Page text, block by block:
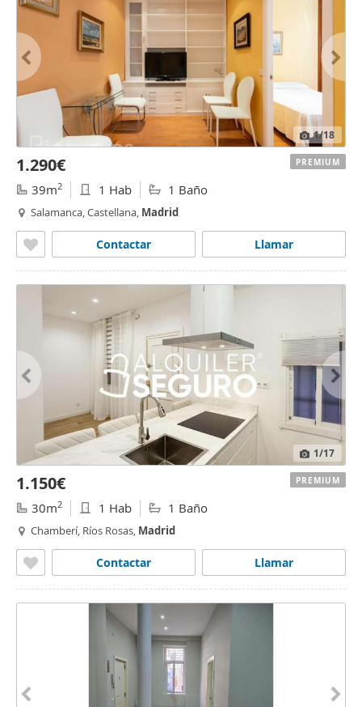
1/18
1.290€
39m2 1 Hab 1 Baño
Salamanca, Castellana, Madrid
Llamar
Contactar
PREMIUM
1/17
1.150€
30m2 1 Hab 1 Baño
Chamberí, Ríos Rosas, Madrid
Llamar
Contactar
PREMIUM